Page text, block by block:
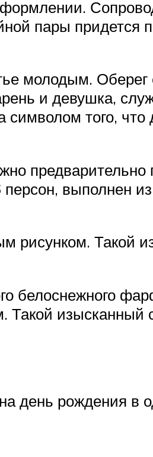
пары придется
молодым. Оберег
и девушка,
того, что
предварительно
выполнен из
рисунком. Такой
белоснежного
изысканный
день рождения в